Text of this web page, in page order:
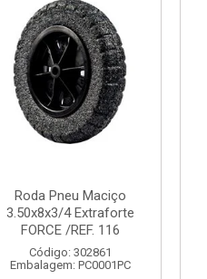
Roda Pneu Maciço
3.50x8x3/4 Extraforte
FORCE /REF. 116
Código: 302861
Embalagem: PC0001PC